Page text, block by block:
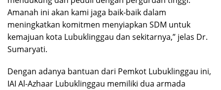
Amanah ini akan kami jaga baik-baik dalam
meningkatkan komitmen menyiapkan SDM untuk
kemajuan kota Lubuklinggau dan sekitarnya,” jelas Dr.
Sumaryati.
Dengan adanya bantuan dari Pemkot Lubuklinggau ini,
IAI Al-Azhaar Lubuklinggau memiliki dua armada